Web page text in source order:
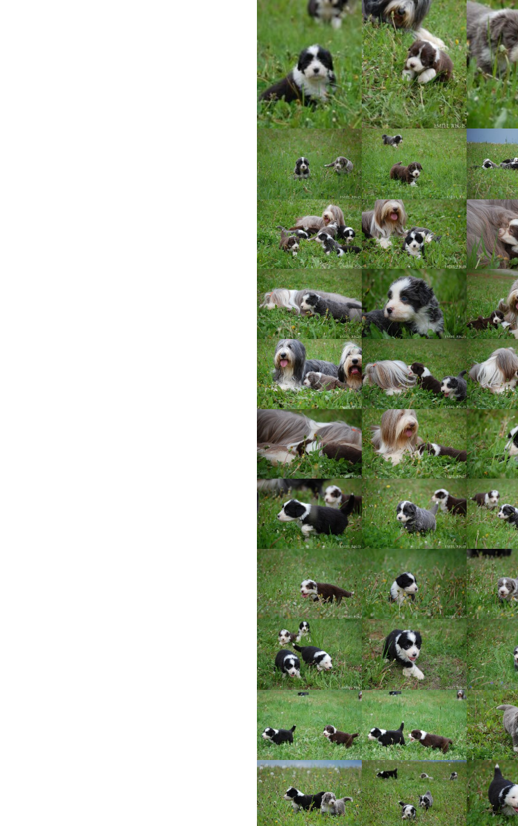
Vrh „L“
Vrh „K“
Vrh „J“
Vrh „I“
Vrh „H“ – externí vrh
Vrh „G“
Vrh „F“
Vrh „E“
Vrh „D“
Vrh „C“
Vrh „B“
Vrh „A“
Jon Snow
Iowerth
Fercart Cidaris